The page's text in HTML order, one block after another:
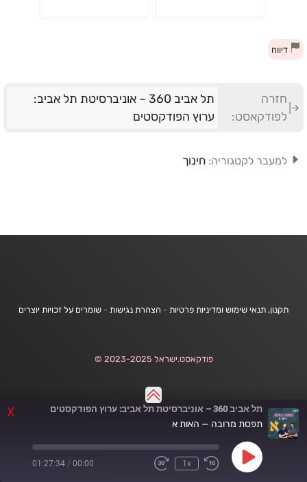
X תל אביב 360 – אוניברסיטת תל אביב: ערוץ הפודקסטים
תפסת מרובה — האות א
Play
Episode
Rewind
1x
Fast
00:00
/
01:27:34
דיווח
חזרה
לפודקאסט:
תל אביב 360 – אוניברסיטת תל אביב:
ערוץ הפודקסטים
למעבר לקטגוריה: חינוך
תקנון, תנאי שימוש ומדיניות פרטיות - הצהרת נגישות - שומרים על זכויות יוצרים
פודקאסט.ישראל 2023-2025 ©